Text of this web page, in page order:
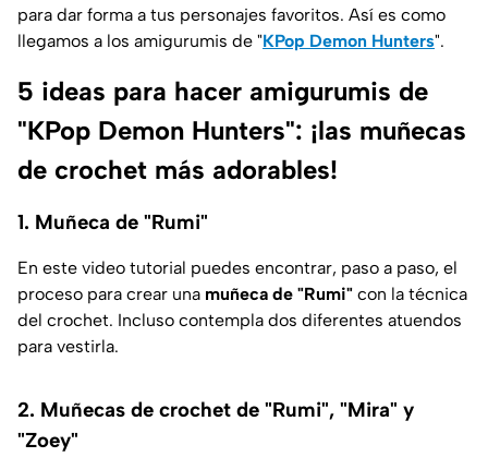
para dar forma a tus personajes favoritos. Así es como
llegamos a los amigurumis de "KPop Demon Hunters".
5 ideas para hacer amigurumis de
"KPop Demon Hunters": ¡las muñecas
de crochet más adorables!
1. Muñeca de "Rumi"
En este video tutorial puedes encontrar, paso a paso, el
proceso para crear una muñeca de "Rumi" con la técnica
del crochet. Incluso contempla dos diferentes atuendos
para vestirla.
2. Muñecas de crochet de "Rumi", "Mira" y
"Zoey"